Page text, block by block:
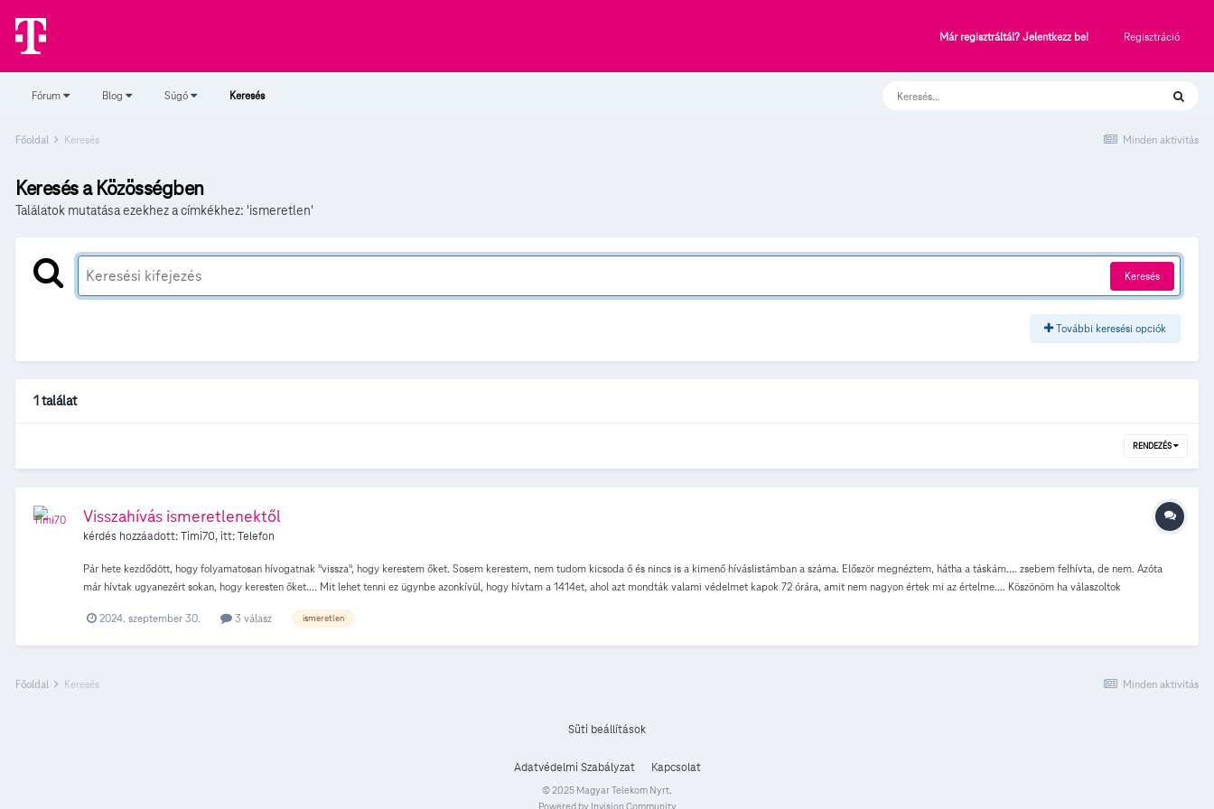
Már regisztráltál? Jelentkezz be! Regisztráció
Fórum Blog Súgó Keresés
Minden aktivitás
Főoldal Keresés
Keresés a Közösségben
Találatok mutatása ezekhez a címkékhez: 'ismeretlen'
Keresés
További keresési opciók
1 találat
RENDEZÉS
Visszahívás ismeretlenektől
kérdés hozzáadott:Timi70, itt:Telefon
Pár hete kezdődött, hogy folyamatosan hívogatnak "vissza", hogy kerestem őket. Sosem kerestem, nem tudom kicsoda ő és nincs is a kimenő híváslistámban a száma. Először megnéztem, hátha a táskám.... zsebem felhívta, de nem. Azóta
már hívtak ugyanezért sokan, hogy keresten őket.... Mit lehet tenni ez ügynbe azonkívül, hogy hívtam a 1414et, ahol azt mondták valami védelmet kapok 72 órára, amit nem nagyon értek mi az értelme.... Köszönöm ha válaszoltok
2024. szeptember 30. 3 válasz ismeretlen
Minden aktivitás
Főoldal Keresés
Süti beállítások
Adatvédelmi Szabályzat Kapcsolat
© 2025 Magyar Telekom Nyrt.
Powered by Invision Community